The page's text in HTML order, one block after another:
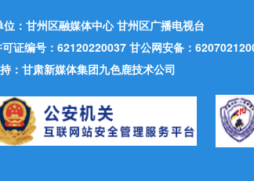
：甘州区融媒体中心 甘州区广播电视台
证编号：62120220037 甘公网安备：
：甘肃新媒体集团九色鹿技术公司